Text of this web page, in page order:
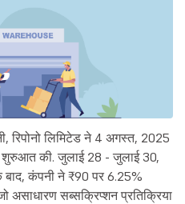
रिपोनो लिमिटेड ने 4 अगस्त, 2025
शुरुआत की. जुलाई 28 - जुलाई 30,
कंपनी ने ₹90 पर 6.25%
सब्सक्रिप्शन प्रतिक्रिया